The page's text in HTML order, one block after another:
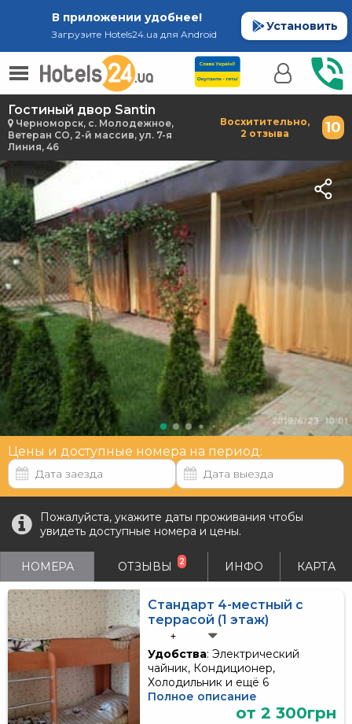
В приложении удобнее!
Загрузите Hotels24.ua для Android
Установить
Гостиный двор Santin
Черноморск, с. Молодежное,
Ветеран СО, 2-й массив, ул. 7-я
Линия, 46
Восхитительно, 10
2 отзыва
Цены и доступные номера на период:
Пожалуйста, укажите даты проживания чтобы
увидеть доступные номера и цены.
НОМЕРА ОТЗЫВЫ 2 ИНФО КАРТА
Стандарт 4-местный с
террасой (1 этаж)
+
Удобства: Электрический
чайник, Кондиционер,
Холодильник и ещё 6
Полное описание
от 2 300грн